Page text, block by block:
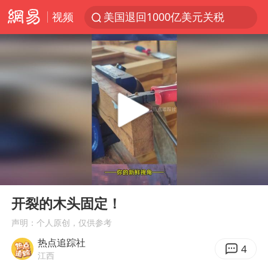
视频
美国退回1000亿美元关税
山东财大教授刘海明逝世 终年38岁
李亚鹏向地铁吐血女孩捐99999元
台风白海豚或在华东沿海登陆
弹药库存告急 美军补货难
FIFA官方支持因凡蒂诺
沙特否认与胡塞武装举行会谈
乘客脱鞋散发异味 司机提醒反被怼
Play
开裂的木头固定！
声明：个人原创，仅供参考
热点追踪社
江西 4